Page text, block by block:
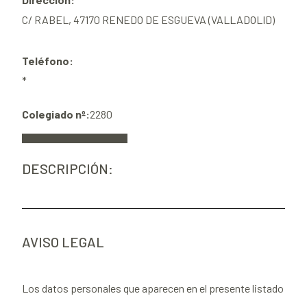
C/ RABEL, 47170 RENEDO DE ESGUEVA (VALLADOLID)
Teléfono:
*
Colegiado nº:2280
DESCRIPCIÓN:
AVISO LEGAL
Los datos personales que aparecen en el presente listado